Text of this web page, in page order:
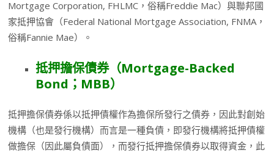
Mortgage Corporation, FHLMC，俗稱Freddie Mac）與聯邦國
家抵押協會（Federal National Mortgage Association, FNMA，
俗稱Fannie Mae）。
抵押擔保債券（Mortgage-Backed
Bond ； MBB）
抵押擔保債券係以抵押債權作為擔保所發行之債券，因此對創始
機構（也是發行機構）而言是一種負債，即發行機構將抵押債權
做擔保（因此屬負債面），而發行抵押擔保債券以取得資金，此